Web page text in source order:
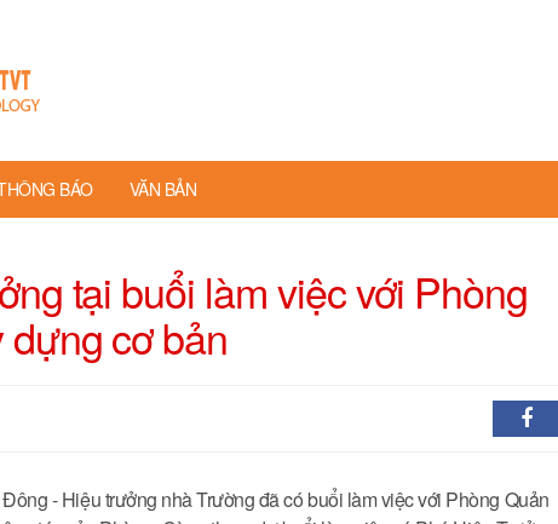
BÁO VĂN BẢN
tại buổi làm việc với Phòng
cơ bản
- Hiệu trưởng nhà Trường đã có buổi làm việc với Phòng Quản